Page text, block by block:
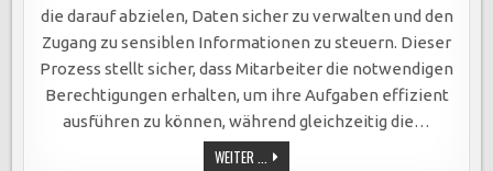
die darauf abzielen, Daten sicher zu verwalten und den
Zugang zu sensiblen Informationen zu steuern. Dieser
Prozess stellt sicher, dass Mitarbeiter die notwendigen
Berechtigungen erhalten, um ihre Aufgaben effizient
ausführen zu können, während gleichzeitig die…
WEITER ... EFFIZIENTE